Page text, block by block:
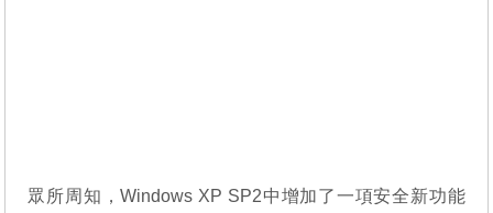
眾所周知，Windows XP SP2中增加了一項安全新功能